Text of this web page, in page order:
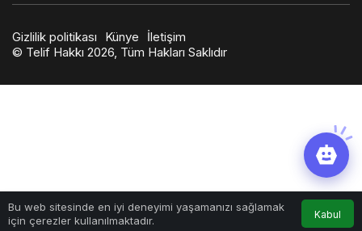
Bu web sitesinde en iyi deneyimi yaşamanızı sağlamak
için çerezler kullanılmaktadır.
Kabul
Gizlilik politikası Künye
İletişim
© Telif Hakkı 2026, Tüm Hakları Saklıdır